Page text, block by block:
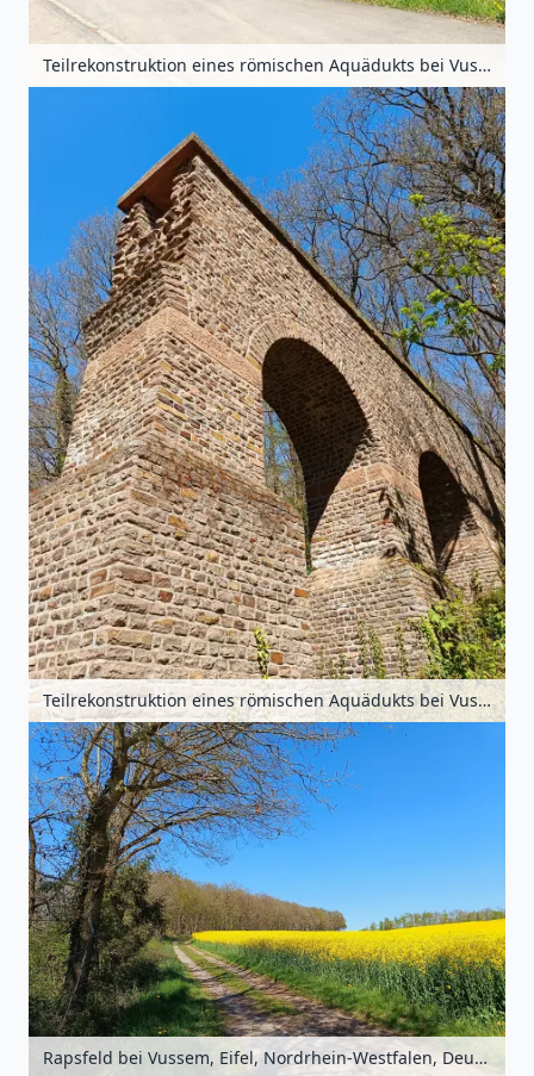
Teilrekonstruktion eines römischen Aquädukts bei Vussem, Eifel, Nordrhein-Westfalen, Deutschland
Teilrekonstruktion eines römischen Aquädukts bei Vussem, Eifel, Nordrhein-Westfalen, Deutschland
Rapsfeld bei Vussem, Eifel, Nordrhein-Westfalen, Deutschland